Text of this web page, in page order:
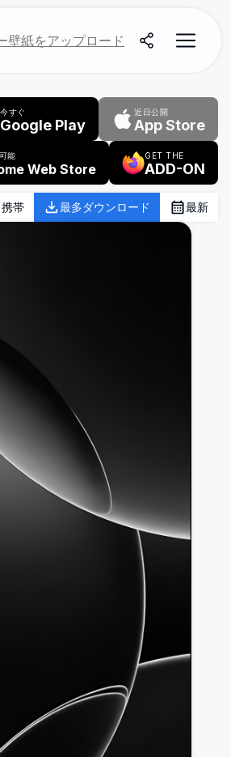
壁紙をアップロード
今すぐ
Google Play
近日公開
App Store
能
Web Store
GET THE
ADD-ON
携帯 最多ダウンロード 最新